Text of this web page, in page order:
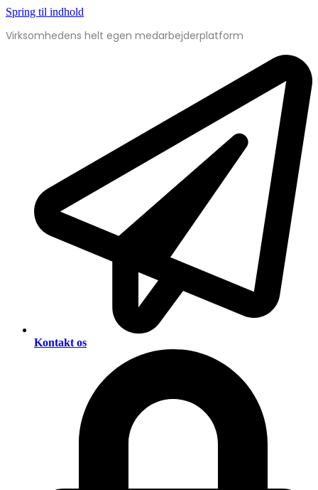
Spring til indhold
Virksomhedens helt egen medarbejderplatform
Kontakt os